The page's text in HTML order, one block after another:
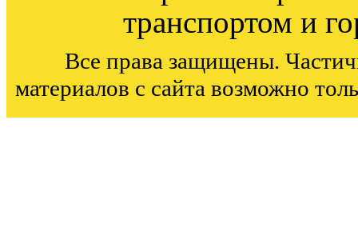
транспортом и
Все права защищены.
материалов с сайта возможно